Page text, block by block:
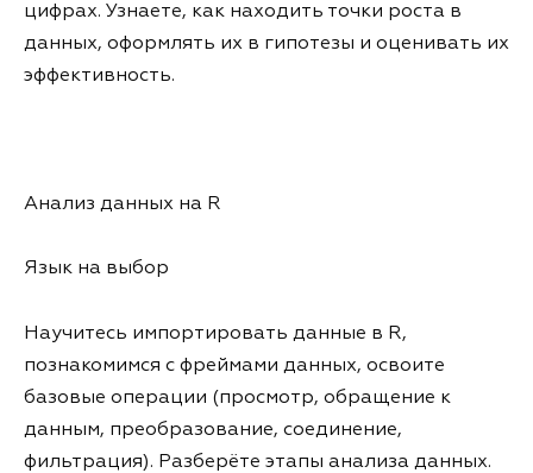
цифрах. Узнаете, как находить точки роста в
данных, оформлять их в гипотезы и оценивать их
эффективность.
Анализ данных на R
Язык на выбор
Научитесь импортировать данные в R,
познакомимся с фреймами данных, освоите
базовые операции (просмотр, обращение к
данным, преобразование, соединение,
фильтрация). Разберёте этапы анализа данных.